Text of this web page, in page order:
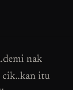
nak
cik..kan itu